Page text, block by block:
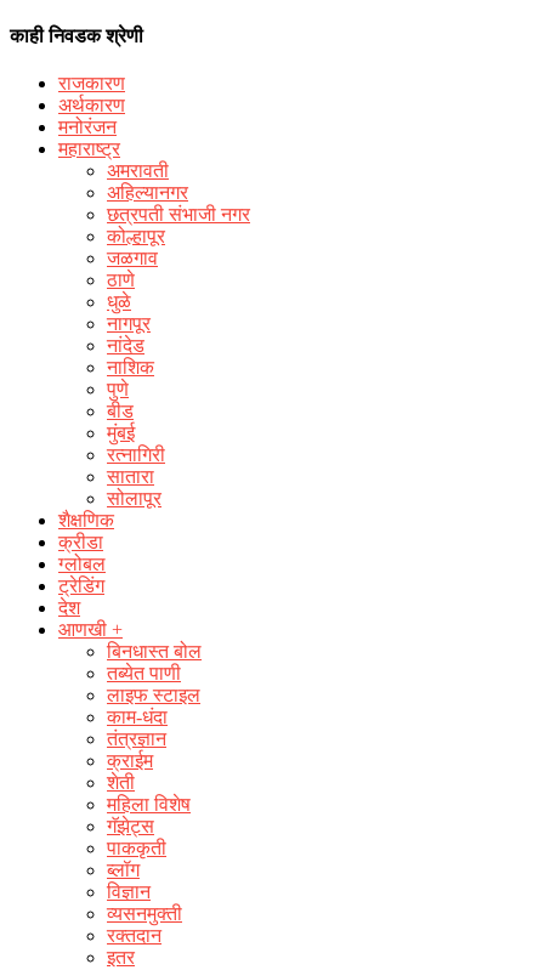
काही निवडक श्रेणी
राजकारण
अर्थकारण
मनोरंजन
महाराष्ट्र
अमरावती
अहिल्यानगर
छत्रपती संभाजी नगर
कोल्हापूर
जळगाव
ठाणे
धुळे
नागपूर
नांदेड
नाशिक
पुणे
बीड
मुंबई
रत्नागिरी
सातारा
सोलापूर
शैक्षणिक
क्रीडा
ग्लोबल
ट्रेडिंग
देश
आणखी +
बिनधास्त बोल
तब्येत पाणी
लाइफ स्टाइल
काम-धंदा
तंत्रज्ञान
क्राईम
शेती
महिला विशेष
गॅझेट्स
पाककृती
ब्लॉग
विज्ञान
व्यसनमुक्ती
रक्‍तदान
इतर